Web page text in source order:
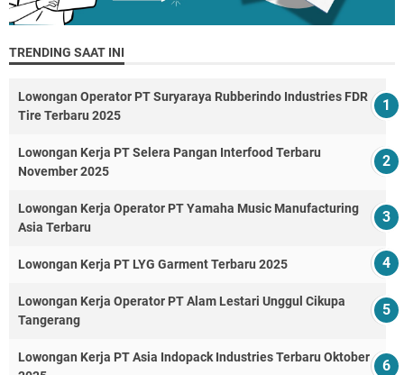
TRENDING SAAT INI
Lowongan Operator PT Suryaraya Rubberindo Industries FDR
Tire Terbaru 2025
Lowongan Kerja PT Selera Pangan Interfood Terbaru
November 2025
Lowongan Kerja Operator PT Yamaha Music Manufacturing
Asia Terbaru
Lowongan Kerja PT LYG Garment Terbaru 2025
Lowongan Kerja Operator PT Alam Lestari Unggul Cikupa
Tangerang
Lowongan Kerja PT Asia Indopack Industries Terbaru Oktober